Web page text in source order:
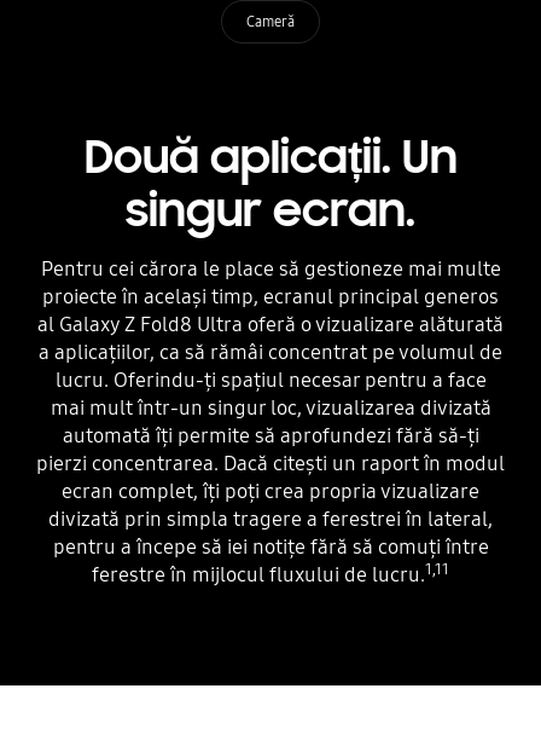
Cameră
Două aplicații. Un
singur ecran.
Pentru cei cărora le place să gestioneze mai multe
proiecte în același timp, ecranul principal generos
al Galaxy Z Fold8 Ultra oferă o vizualizare alăturată
a aplicațiilor, ca să rămâi concentrat pe volumul de
lucru. Oferindu-ți spațiul necesar pentru a face
mai mult într-un singur loc, vizualizarea divizată
automată îți permite să aprofundezi fără să-ți
pierzi concentrarea. Dacă citești un raport în modul
ecran complet, îți poți crea propria vizualizare
divizată prin simpla tragere a ferestrei în lateral,
pentru a începe să iei notițe fără să comuți între
ferestre în mijlocul fluxului de lucru.1,11